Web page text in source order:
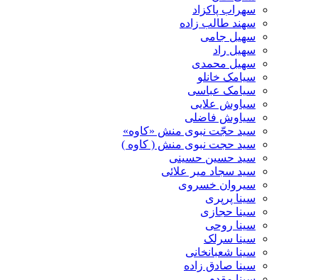
سهراب پاکزاد
سهند طالب زاده
سهیل جامی
سهیل راد
سهیل محمدی
سیامک خانلو
سیامک عباسی
سیاوش علایی
سیاوش فاضلی
سید حجّت نبوی منش «کاوه»
سید حجت نبوی منش ( کاوه )
سید حسین حسینى
سید سجاد میر علائی
سیروان خسروی
سینا پرپری
سینا حجازی
سینا روحی
سینا سرلک
سینا شعبانخانی
سینا صادق زاده